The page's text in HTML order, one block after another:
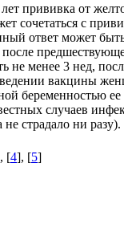
прививка от
сочетаться с
ответ может
после
не менее 3 нед,
вакцины
беременностью
случаев
страдало ни разу).
[4], [5]